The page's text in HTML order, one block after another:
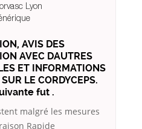
Lyon
AVIS DES
AVEC DAUTRES
ET INFORMATIONS
LE CORDYCEPS.
fut .
malgré les mesures
Rapide